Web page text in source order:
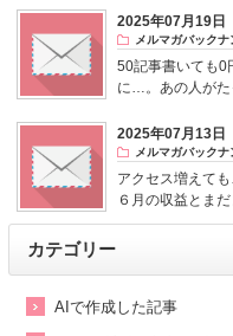
2025年07月19日
メルマガバックナ
50記事書いても0
に…。あの人がた
もらいました。
2025年07月13日
メルマガバックナ
アクセス増えて
６月の収益とま
ろがあるって話
カテゴリー
AIで作成した記事